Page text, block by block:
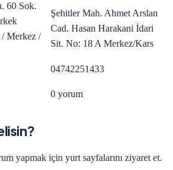
60 Sok.
Merkez /
Şehitler Mah. Ahmet Arslan
Cad. Hasan Harakani İdari
Sit. No: 18 A Merkez/Kars
04742251433
0 yorum
yapmak için yurt sayfalarını ziyaret et.